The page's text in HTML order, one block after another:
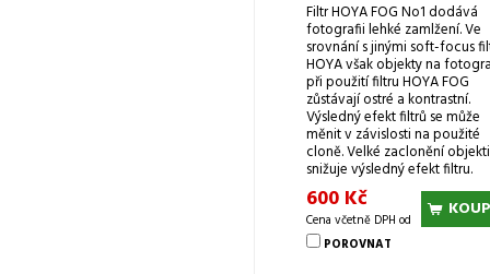
Filtr HOYA FOG No1 dodává
fotografii lehké zamlžení. Ve
srovnání s jinými soft-focus
HOYA však objekty na
při použití filtru HOYA FOG
zůstávají ostré a kontrastní.
Výsledný efekt filtrů se může
měnit v závislosti na použité
cloně. Velké zaclonění
snižuje výsledný efekt filtru.
600 Kč
Cena včetně DPH od
POROVNAT